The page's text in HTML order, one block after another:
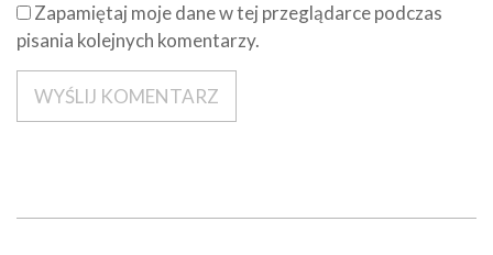
Zapamiętaj moje dane w tej przeglądarce podczas
pisania kolejnych komentarzy.